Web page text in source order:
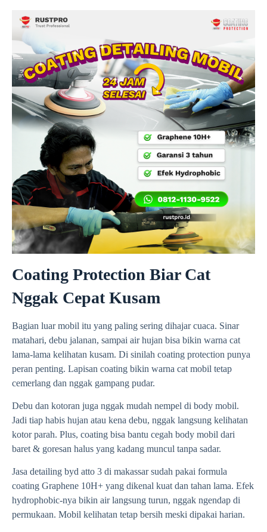
Coating Protection Biar Cat
Nggak Cepat Kusam
Bagian luar mobil itu yang paling sering dihajar cuaca. Sinar
matahari, debu jalanan, sampai air hujan bisa bikin warna cat
lama-lama kelihatan kusam. Di sinilah coating protection punya
peran penting. Lapisan coating bikin warna cat mobil tetap
cemerlang dan nggak gampang pudar.
Debu dan kotoran juga nggak mudah nempel di body mobil.
Jadi tiap habis hujan atau kena debu, nggak langsung kelihatan
kotor parah. Plus, coating bisa bantu cegah body mobil dari
baret & goresan halus yang kadang muncul tanpa sadar.
Jasa detailing byd atto 3 di makassar sudah pakai formula
coating Graphene 10H+ yang dikenal kuat dan tahan lama. Efek
hydrophobic-nya bikin air langsung turun, nggak ngendap di
permukaan. Mobil kelihatan tetap bersih meski dipakai harian.